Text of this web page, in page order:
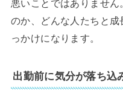
悪いことではありませ
のか、どんな人たちと
っかけになります。
出勤前に気分が落ち込